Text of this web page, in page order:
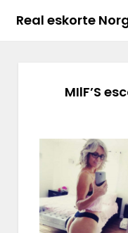
Real eskorte
MIlF’S